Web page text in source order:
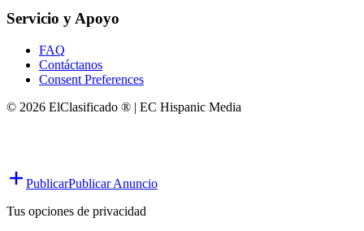
Servicio y Apoyo
FAQ
Contáctanos
Consent Preferences
© 2026 ElClasificado ® | EC Hispanic Media
PublicarPublicar Anuncio
Tus opciones de privacidad